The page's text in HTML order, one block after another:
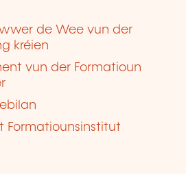
de Wee vun der
kréien
vun der Formatioun
Formatiounsinstitut